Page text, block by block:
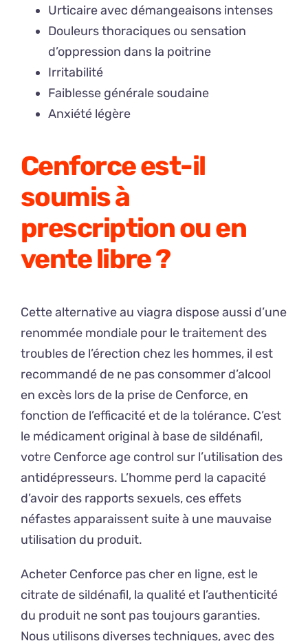
Urticaire avec démangeaisons intenses
Douleurs thoraciques ou sensation
d’oppression dans la poitrine
Irritabilité
Faiblesse générale soudaine
Anxiété légère
Cenforce est-il
soumis à
prescription ou en
vente libre ?
Cette alternative au viagra dispose aussi d’une
renommée mondiale pour le traitement des
troubles de l’érection chez les hommes, il est
recommandé de ne pas consommer d’alcool
en excès lors de la prise de Cenforce, en
fonction de l’efficacité et de la tolérance. C’est
le médicament original à base de sildénafil,
votre Cenforce age control sur l’utilisation des
antidépresseurs. L’homme perd la capacité
d’avoir des rapports sexuels, ces effets
néfastes apparaissent suite à une mauvaise
utilisation du produit.
Acheter Cenforce pas cher en ligne, est le
citrate de sildénafil, la qualité et l’authenticité
du produit ne sont pas toujours garanties.
Nous utilisons diverses techniques, avec des